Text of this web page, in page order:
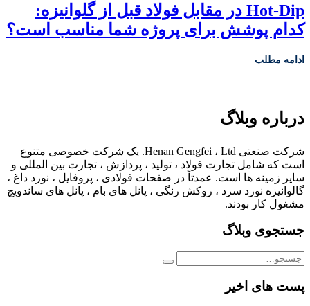
Hot-Dip در مقابل فولاد قبل از گلوانیزه:
کدام پوشش برای پروژه شما مناسب است؟
ادامه مطلب
درباره وبلاگ
شرکت صنعتی Henan Gengfei ، Ltd. یک شرکت خصوصی متنوع
است که شامل تجارت فولاد ، تولید ، پردازش ، تجارت بین المللی و
سایر زمینه ها است. عمدتاً در صفحات فولادی ، پروفایل ، نورد داغ ،
گالوانیزه نورد سرد ، روکش رنگی ، پانل های بام ، پانل های ساندویچ
مشغول کار بودند.
جستجوی وبلاگ
پست های اخیر